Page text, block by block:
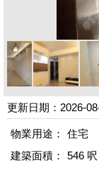
更新日期：2026-
物業用途：
住宅
建築面積：
546 呎